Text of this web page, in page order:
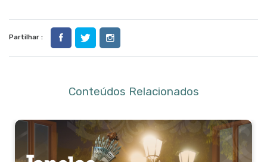
Partilhar :
Conteúdos Relacionados